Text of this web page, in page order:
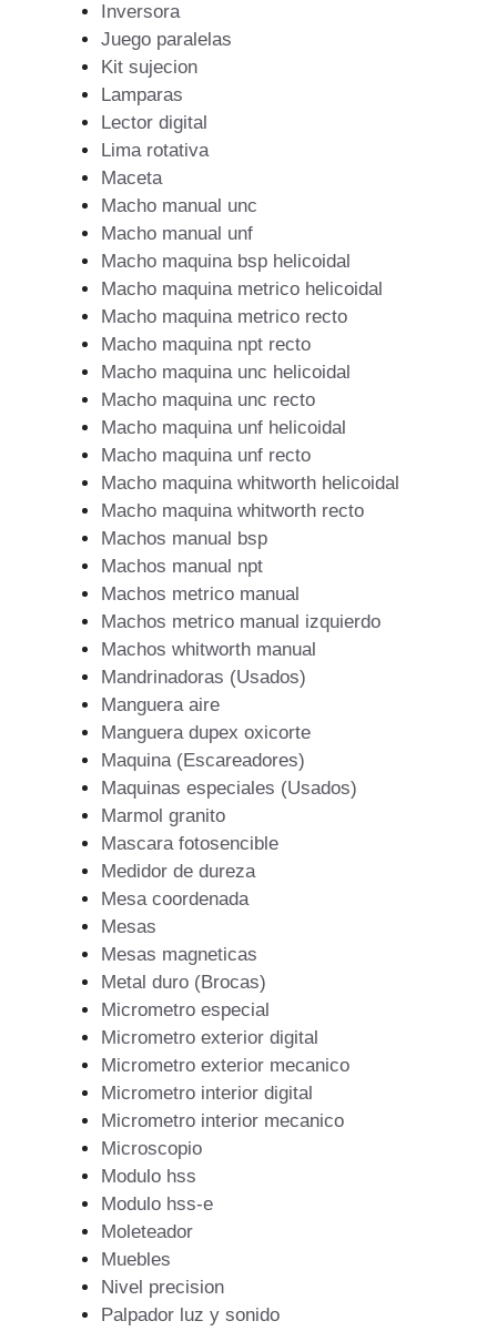
Inversora
Juego paralelas
Kit sujecion
Lamparas
Lector digital
Lima rotativa
Maceta
Macho manual unc
Macho manual unf
Macho maquina bsp helicoidal
Macho maquina metrico helicoidal
Macho maquina metrico recto
Macho maquina npt recto
Macho maquina unc helicoidal
Macho maquina unc recto
Macho maquina unf helicoidal
Macho maquina unf recto
Macho maquina whitworth helicoidal
Macho maquina whitworth recto
Machos manual bsp
Machos manual npt
Machos metrico manual
Machos metrico manual izquierdo
Machos whitworth manual
Mandrinadoras (Usados)
Manguera aire
Manguera dupex oxicorte
Maquina (Escareadores)
Maquinas especiales (Usados)
Marmol granito
Mascara fotosencible
Medidor de dureza
Mesa coordenada
Mesas
Mesas magneticas
Metal duro (Brocas)
Micrometro especial
Micrometro exterior digital
Micrometro exterior mecanico
Micrometro interior digital
Micrometro interior mecanico
Microscopio
Modulo hss
Modulo hss-e
Moleteador
Muebles
Nivel precision
Palpador luz y sonido